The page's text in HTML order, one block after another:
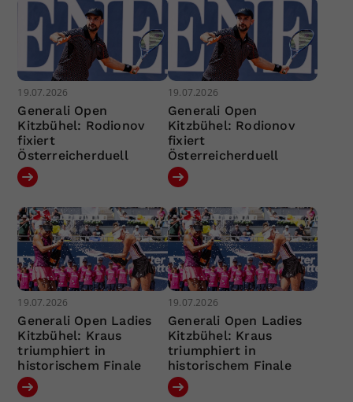
19.07.2026
Generali Open
Kitzbühel: Rodionov
fixiert
Österreicherduell
19.07.2026
Generali Open
Kitzbühel: Rodionov
fixiert
Österreicherduell
19.07.2026
Generali Open Ladies
Kitzbühel: Kraus
triumphiert in
historischem Finale
19.07.2026
Generali Open Ladies
Kitzbühel: Kraus
triumphiert in
historischem Finale